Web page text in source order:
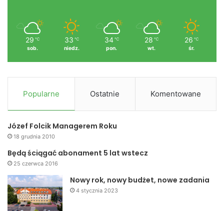
29 ℃
sob.
33 ℃
niedz.
34 ℃
pon.
28 ℃
wt.
26 ℃
śr.
Popularne Ostatnie Komentowane
Józef Folcik Managerem Roku
18 grudnia 2010
Będą ściągać abonament 5 lat wstecz
25 czerwca 2016
Nowy rok, nowy budżet, nowe zadania
4 stycznia 2023